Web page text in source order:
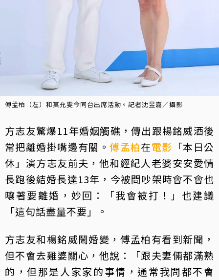
傅孟柏（左）和莫允雯今同台出席活動。記者沈昱嘉／攝影
方志友驚爆11年婚姻觸礁，傳出跟楊銘威酒後
常把離婚掛嘴邊有關。傅孟柏在電影 「本日公
休」演方志友前夫，他和經紀人老婆安安愛情
長跑後結婚長達13年，今被問吵架時會不會也
嚷著要離婚，妙回：「我會被打！」也建議
「這句話盡量不要」。
方志友和楊銘威鬧婚變，傅孟柏有看到新聞，
但不會去雞婆關心，他說：「跟夫妻倆都滿熟
的，但那是人家家的事情，通常我問都不會